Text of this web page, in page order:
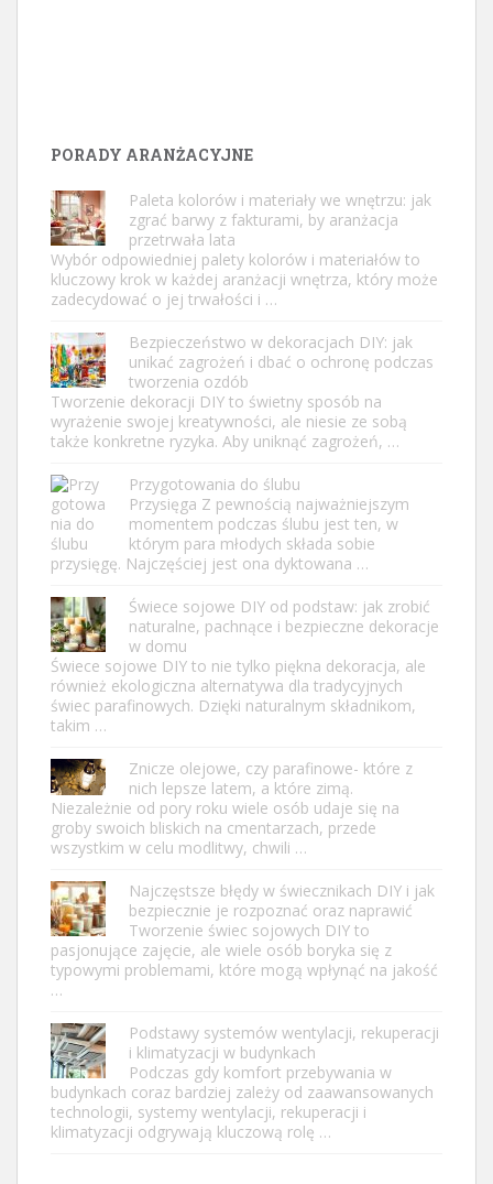
PORADY ARANŻACYJNE
Paleta kolorów i materiały we wnętrzu: jak
zgrać barwy z fakturami, by aranżacja
przetrwała lata
Wybór odpowiedniej palety kolorów i materiałów to
kluczowy krok w każdej aranżacji wnętrza, który może
zadecydować o jej trwałości i …
Bezpieczeństwo w dekoracjach DIY: jak
unikać zagrożeń i dbać o ochronę podczas
tworzenia ozdób
Tworzenie dekoracji DIY to świetny sposób na
wyrażenie swojej kreatywności, ale niesie ze sobą
także konkretne ryzyka. Aby uniknąć zagrożeń, …
Przygotowania do ślubu
Przysięga Z pewnością najważniejszym
momentem podczas ślubu jest ten, w
którym para młodych składa sobie
przysięgę. Najczęściej jest ona dyktowana …
Świece sojowe DIY od podstaw: jak zrobić
naturalne, pachnące i bezpieczne dekoracje
w domu
Świece sojowe DIY to nie tylko piękna dekoracja, ale
również ekologiczna alternatywa dla tradycyjnych
świec parafinowych. Dzięki naturalnym składnikom,
takim …
Znicze olejowe, czy parafinowe- które z
nich lepsze latem, a które zimą.
Niezależnie od pory roku wiele osób udaje się na
groby swoich bliskich na cmentarzach, przede
wszystkim w celu modlitwy, chwili …
Najczęstsze błędy w świecznikach DIY i jak
bezpiecznie je rozpoznać oraz naprawić
Tworzenie świec sojowych DIY to
pasjonujące zajęcie, ale wiele osób boryka się z
typowymi problemami, które mogą wpłynąć na jakość
…
Podstawy systemów wentylacji, rekuperacji
i klimatyzacji w budynkach
Podczas gdy komfort przebywania w
budynkach coraz bardziej zależy od zaawansowanych
technologii, systemy wentylacji, rekuperacji i
klimatyzacji odgrywają kluczową rolę …